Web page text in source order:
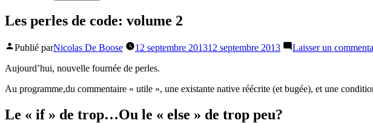
Les perles de code: volume 2
Publié parNicolas De Boose 12 septembre 201312 septembre 2013 Laisser un
Aujourd’hui, nouvelle fournée de perles.
Au programme,du commentaire « utile », une existante native réécrite (et bugée), et une
Le « if » de trop…Ou le « else » de trop peu?